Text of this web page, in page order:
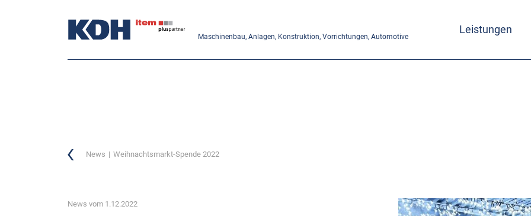
Maschinenbau, Anlagen, Konstruktion, Vorrichtungen, Automotive
Leistungen
News Weihnachtsmarkt-Spende 2022
News vom 1.12.2022